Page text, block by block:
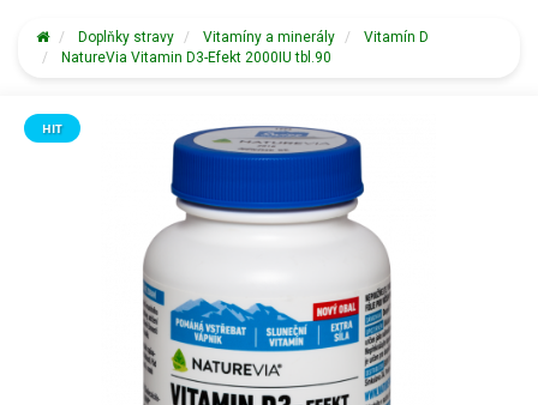
Doplňky stravy Vitamíny a minerály
Vitamín D
NatureVia Vitamin D3-Efekt 2000IU tbl.90
HIT